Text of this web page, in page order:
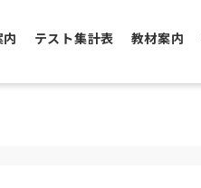
テスト集計表 教材案内